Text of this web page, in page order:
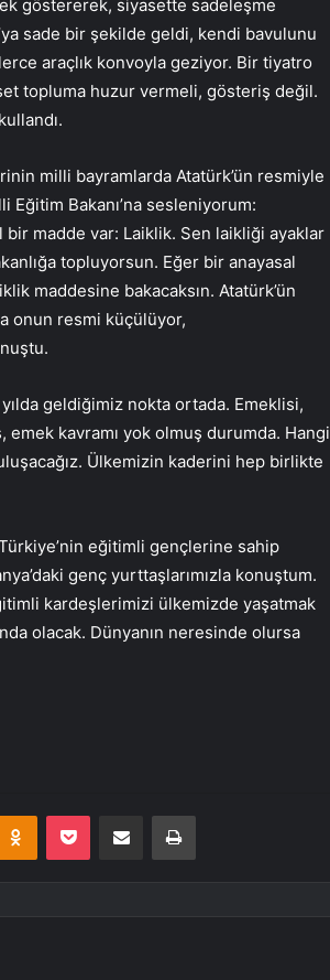
göstererek, siyasette sadeleşme
sade bir şekilde geldi, kendi bavulunu
araçlık konvoyla geziyor. Bir tiyatro
topluma huzur vermeli, gösteriş değil.
milli bayramlarda Atatürk’ün resmiyle
Eğitim Bakanı’na sesleniyorum:
bir madde var: Laiklik. Sen laikliği ayaklar
topluyorsun. Eğer bir anayasal
maddesine bakacaksın. Atatürk’ün
onun resmi küçülüyor,
yılda geldiğimiz nokta ortada. Emeklisi,
emek kavramı yok olmuş durumda. Hangi
Ülkemizin kaderini hep birlikte
eğitimli gençlerine sahip
genç yurttaşlarımızla konuştum.
kardeşlerimizi ülkemizde yaşatmak
olacak. Dünyanın neresinde olursa
Odnoklassniki
Pocket E-Posta ile paylaş Yazdır